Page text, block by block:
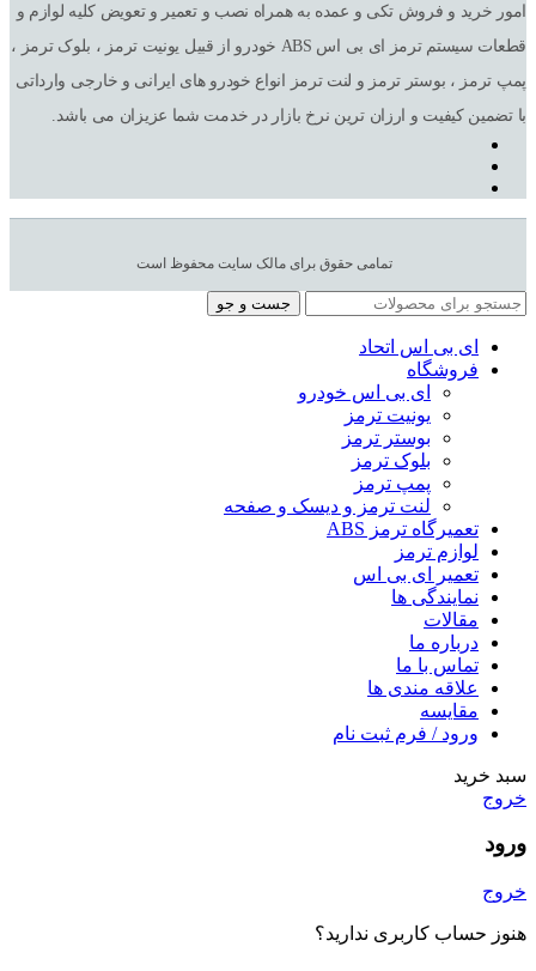
امور خرید و فروش تکی و عمده به همراه نصب و تعمیر و تعویض کلیه لوازم و
قطعات سیستم ترمز ای بی اس ABS خودرو از قبیل یونیت ترمز ، بلوک ترمز ،
پمپ ترمز ، بوستر ترمز و لنت ترمز انواع خودرو های ایرانی و خارجی وارداتی
با تضمین کیفیت و ارزان ترین نرخ بازار در خدمت شما عزیزان می باشد.
تمامی حقوق برای مالک سایت محفوظ است
جست و جو
ای بی اس اتحاد
فروشگاه
ای بی اس خودرو
یونیت ترمز
بوستر ترمز
بلوک ترمز
پمپ ترمز
لنت ترمز و دیسک و صفحه
تعمیرگاه ترمز ABS
لوازم ترمز
تعمیر ای بی اس
نمایندگی ها
مقالات
درباره ما
تماس با ما
علاقه مندی ها
مقایسه
ورود / فرم ثبت نام
سبد خرید
خروج
ورود
خروج
هنوز حساب کاربری ندارید؟